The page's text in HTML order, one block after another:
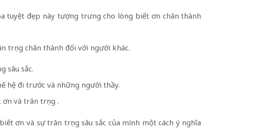
tuyệt đẹp này tượng trưng cho lòng biết ơn chân thành
chân thành đối với người khác.
sâu sắc.
hệ đi trước và những người thầy.
và trân trọng .
ơn và sự trân trọng sâu sắc của mình một cách ý nghĩa